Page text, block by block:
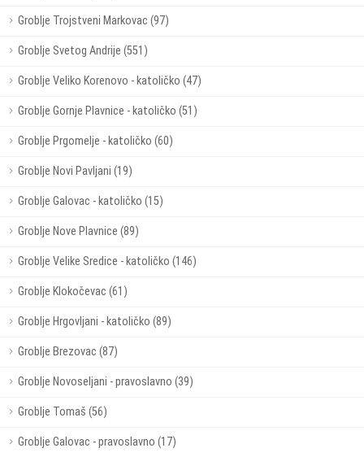
Groblje Trojstveni Markovac (97)
Groblje Svetog Andrije (551)
Groblje Veliko Korenovo - katoličko (47)
Groblje Gornje Plavnice - katoličko (51)
Groblje Prgomelje - katoličko (60)
Groblje Novi Pavljani (19)
Groblje Galovac - katoličko (15)
Groblje Nove Plavnice (89)
Groblje Velike Sredice - katoličko (146)
Groblje Klokočevac (61)
Groblje Hrgovljani - katoličko (89)
Groblje Brezovac (87)
Groblje Novoseljani - pravoslavno (39)
Groblje Tomaš (56)
Groblje Galovac - pravoslavno (17)